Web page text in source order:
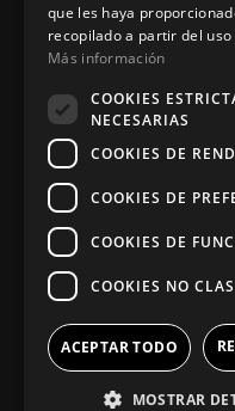
Síguenos
que les haya
recopilado a partir del
Más información
COOKIES
NECESARIAS
COOKIES DE
COOKIES DE
COOKIES DE
COOKIES NO
ACEPTAR TODO
MOSTRAR